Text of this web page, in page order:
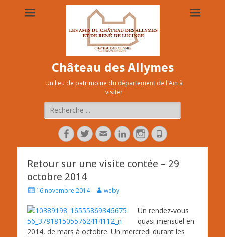
Château des Allymes
Un lieu de patrimoine du département de l'Ain à
visiter
Rechercher :
Facebook
TwitterAdresse
de
LinkedinInstagram
Tél
Retour sur une visite contée – 29
octobre 2014
Posted16 novembre 2014 Author
weby
Un rendez-vous
quasi mensuel en
2014, de mars à octobre. Un mercredi durant les